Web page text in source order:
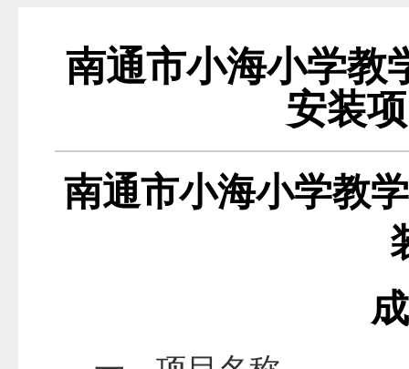
南通市小海小学教
安装
南通市小海小学教